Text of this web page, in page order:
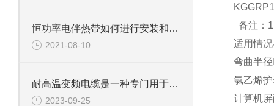
恒功率电伴热带如何进行安装和调试?
2021-08-10
耐高温变频电缆是一种专门用于高温和变频器环境的电缆
2023-09-25
备注：
适用情
弯曲半
氯乙烯
计算机